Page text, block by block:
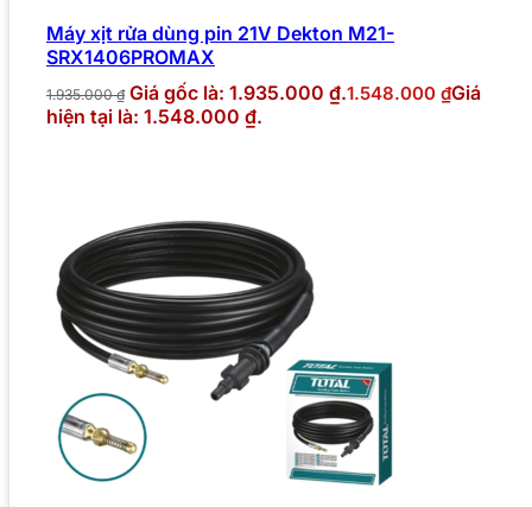
Máy xịt rửa dùng pin 21V Dekton M21-
SRX1406PROMAX
1.935.000₫ Giá gốc là: 1.935.000 ₫.1.548.000 ₫Giá
hiện tại là: 1.548.000 ₫.